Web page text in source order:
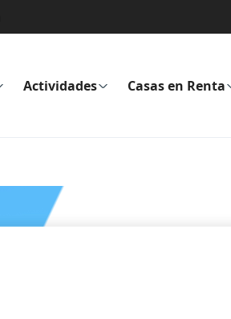
Actividades Casas en Renta